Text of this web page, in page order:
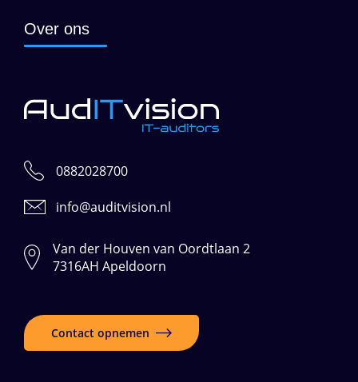
0882028700
info@auditvision.nl
Van der Houven van Oordtlaan 2
7316AH Apeldoorn
Contact opnemen
Over ons